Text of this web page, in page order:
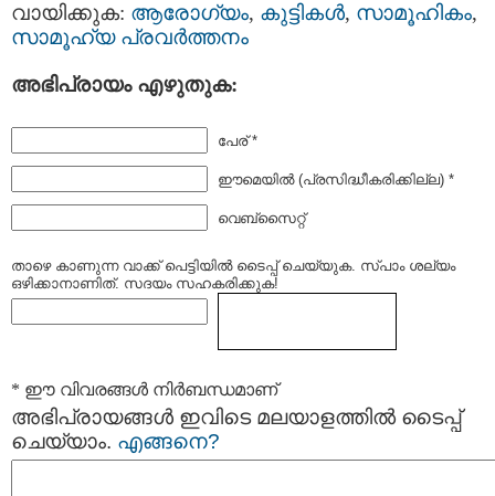
വായിക്കുക: ആരോഗ്യം, കുട്ടികള്‍, സാമൂഹികം,
സാമൂഹ്യ പ്രവര്‍ത്തനം
അഭിപ്രായം എഴുതുക:
പേര് *
ഈമെയില്‍ (പ്രസിദ്ധീകരിക്കില്ല) *
വെബ്സൈറ്റ്
താഴെ കാണുന്ന വാക്ക് പെട്ടിയില്‍ ടൈപ്പ്‌ ചെയ്യുക. സ്പാം ശല്യം
ഒഴിക്കാനാണിത്. സദയം സഹകരിക്കുക!
* ഈ വിവരങ്ങള്‍ നിര്‍ബന്ധമാണ്
അഭിപ്രായങ്ങള്‍ ഇവിടെ മലയാളത്തില്‍ ടൈപ്പ്
ചെയ്യാം. എങ്ങനെ?